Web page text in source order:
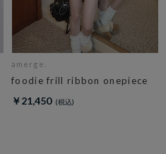
amerge.
foodie frill ribbon onepiece
￥21,450